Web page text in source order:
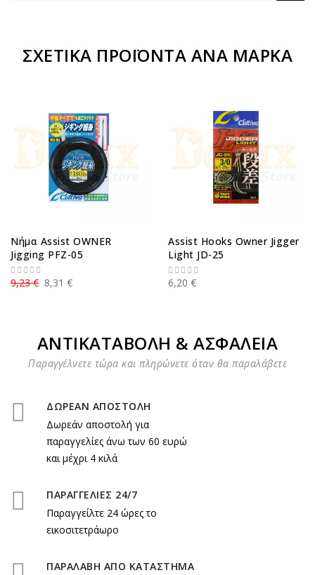
ΣΧΕΤΙΚΆ ΠΡΟΪΌΝΤΑ ΑΝΆ ΜΆΡΚΑ
Νήμα Assist OWNER
Jigging PFZ-05
8,31 €
9,23 €
Assist Hooks Owner Jigger
Light JD-25
6,20 €
ΑΝΤΙΚΑΤΑΒΟΛΗ & ΑΣΦΑΛΕΙΑ
Παραγγέλνετε τώρα και πληρώνετε όταν θα παραλάβετε
ΔΩΡΕΑΝ ΑΠΟΣΤΟΛΗ
Δωρεάν αποστολή για
παραγγελίες άνω των 60 ευρώ
και μέχρι 4 κιλά
ΠΑΡΑΓΓΕΛΙΕΣ 24/7
Παραγγείλτε 24 ώρες το
εικοσιτετράωρο
ΠΑΡΑΛΑΒΗ ΑΠΟ ΚΑΤΑΣΤΗΜΑ